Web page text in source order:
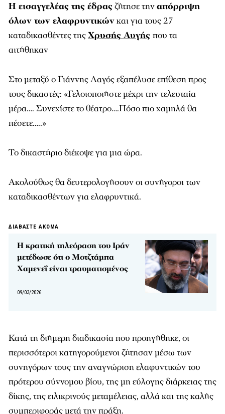
Η εισαγγελέας της έδραςζήτησε τηναπόρριψη
όλων των ελαφρυντικώνκαι για τους 27
καταδικασθέντες τηςΧρυσής Αυγής που τα
αιτήθηκαν
Στο μεταξύ ο Γιάννης Λαγός εξαπέλυσε επίθεση προς
τους δικαστές: «Γελοιοποιήστε μέχρι την τελευταία
μέρα…. Συνεχίστε το θέατρο….Πόσο πιο χαμηλά θα
πέσετε…..»
Το δικαστήριο διέκοψε για μια ώρα.
Ακολούθως θα δευτερολογήσουν οι συνήγοροι των
καταδικασθέντων για ελαφρυντικά.
ΔΙΑΒΑΣΤΕ ΑΚΟΜΑ
Η κρατική τηλεόραση του Ιράν
μετέδωσε ότι ο Μοτζτάμπα
Χαμενεΐ είναι τραυματισμένος
09/03/2026
Κατά τη διήμερη διαδικασία που προηγήθηκε, οι
περισσότεροι κατηγορούμενοι ζήτησαν μέσω των
συνηγόρων τους την αναγνώριση ελαφυντικών του
πρότερου σύννομου βίου, της μη εύλογης διάρκειας της
δίκης, της ειλικρινούς μεταμέλειας, αλλά και της καλής
συμπεριφοράς μετά την πράξη.